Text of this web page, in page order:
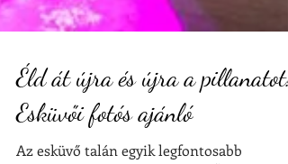
Éld át újra és újra a pillanatot!
Esküvői fotós ajánló